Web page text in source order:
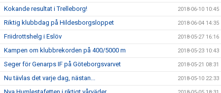
Kokande resultat i Trelleborg! 2018-06-10 10:45
Riktig klubbdag på Hildesborgsloppet 2018-06-04 14:35
Friidrottshelg i Eslöv 2018-05-27 16:16
Kampen om klubbrekorden på 400/5000 m 2018-05-23 10:43
Seger för Genarps IF på Göteborgsvarvet 2018-05-21 08:31
Nu tävlas det varje dag, nästan... 2018-05-10 22:33